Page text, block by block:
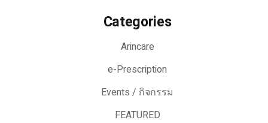
Categories
Arincare
e-Prescription
Events / กิจกรรม
FEATURED